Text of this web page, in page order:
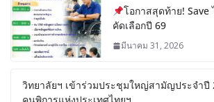
โอกาสสุดท้าย! Save
คัดเลือกปี 69
มีนาคม 31, 2026
วิทยาลัยฯ เข้าร่วมประชุมใหญ่สามัญประจำปี